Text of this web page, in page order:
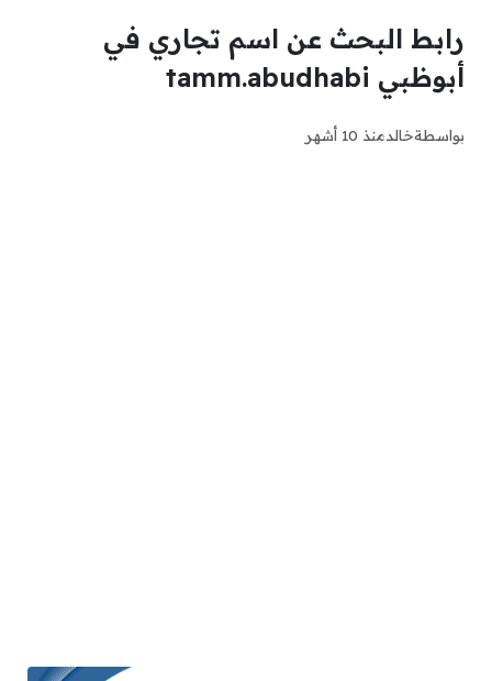
رابط البحث عن اسم تجاري في
أبوظبي tamm.abudhabi
بواسطةخالدمنذ 10 أشهر